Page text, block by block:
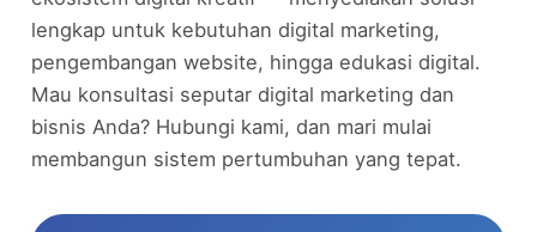
lengkap untuk kebutuhan digital marketing,
pengembangan website, hingga edukasi digital.
Mau konsultasi seputar digital marketing dan
bisnis Anda? Hubungi kami, dan mari mulai
membangun sistem pertumbuhan yang tepat.